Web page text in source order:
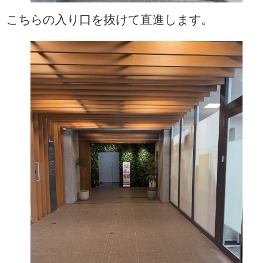
こちらの入り口を抜けて直進します。